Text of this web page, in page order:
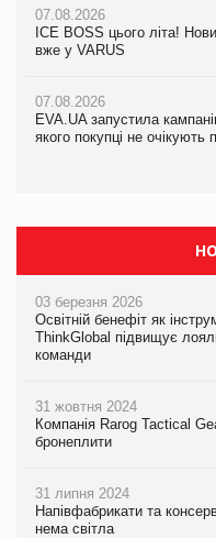
07.08.2026
ICE BOSS цього літа!
вже у VARUS
07.08.2026
EVA.UA запустила
якого покупці не
07.08.2026
ICE BOSS цього літа!
вже у VARUS
07.08.2026
EVA.UA запустила
якого покупці не
Продажі Hugo Boss впали
03 березня 2026
Освітній бенефіт як
ThinkGlobal підвищує
команди
31 жовтня 2024
Компанія Rarog Tactical
бронеплити
31 липня 2024
Напівфабрикати та
нема світла